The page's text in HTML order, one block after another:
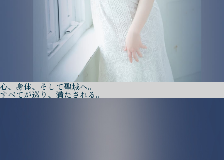
心、身体、そして聖域へ。
すべてが巡り、満たされる。